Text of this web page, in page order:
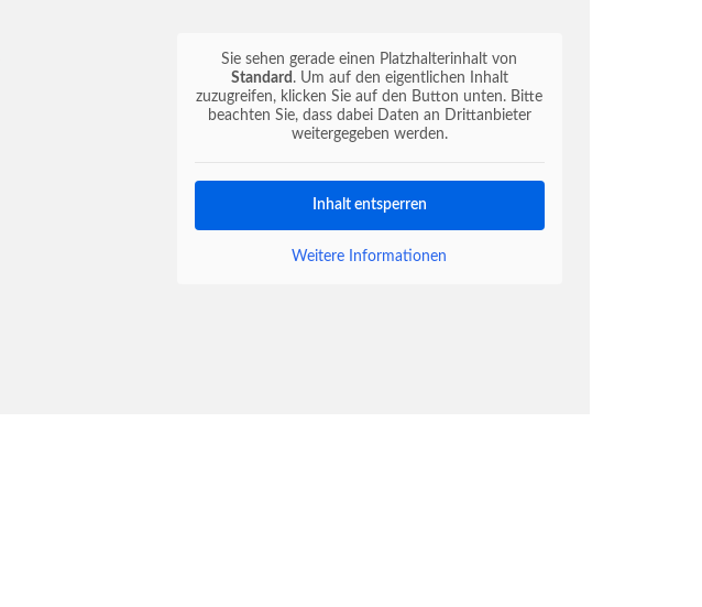
Sie sehen gerade einen Platzhalterinhalt von
Standard . Um auf den eigentlichen Inhalt
zuzugreifen, klicken Sie auf den Button unten. Bitte
beachten Sie, dass dabei Daten an Drittanbieter
weitergegeben werden.
Inhalt entsperren
Weitere Informationen